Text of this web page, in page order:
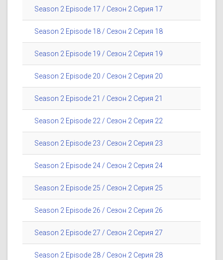
Season 2 Episode 17 / Сезон 2 Серия 17
Season 2 Episode 18 / Сезон 2 Серия 18
Season 2 Episode 19 / Сезон 2 Серия 19
Season 2 Episode 20 / Сезон 2 Серия 20
Season 2 Episode 21 / Сезон 2 Серия 21
Season 2 Episode 22 / Сезон 2 Серия 22
Season 2 Episode 23 / Сезон 2 Серия 23
Season 2 Episode 24 / Сезон 2 Серия 24
Season 2 Episode 25 / Сезон 2 Серия 25
Season 2 Episode 26 / Сезон 2 Серия 26
Season 2 Episode 27 / Сезон 2 Серия 27
Season 2 Episode 28 / Сезон 2 Серия 28